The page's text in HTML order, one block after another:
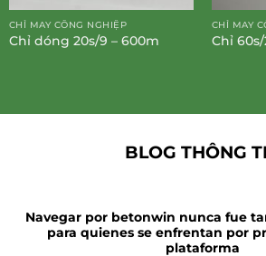
CHỈ MAY CÔNG NGHIỆP
Chỉ dóng 20s/9 – 600m
CHỈ MAY
Chỉ
BLOG THÔNG
Navegar por betonwin nunca fue
para quienes se enfrentan por
plataforma